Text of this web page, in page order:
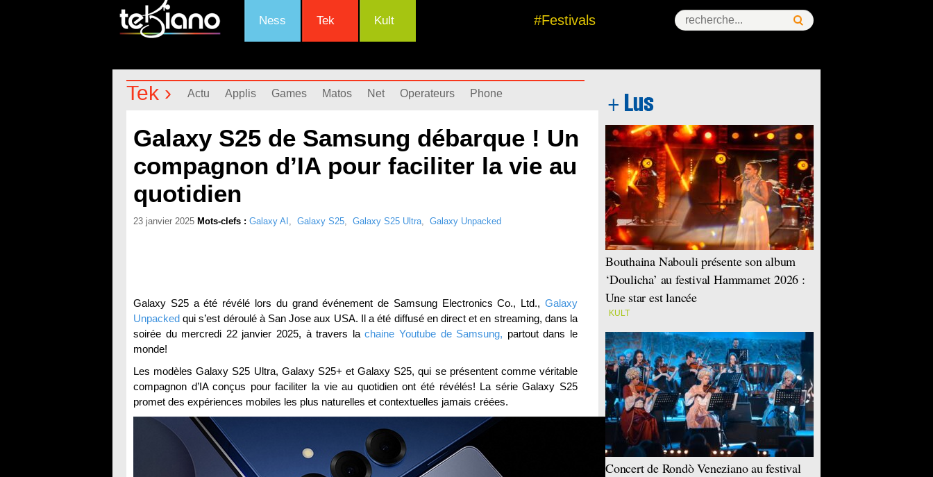
Ness Tek Kult #Festivals
Tek › Actu Applis Games Matos Net Operateurs Phone
Galaxy S25 de Samsung débarque ! Un
compagnon d’IA pour faciliter la vie au
quotidien
23 janvier 2025 Mots-clefs : Galaxy AI , Galaxy S25, Galaxy S25 Ultra, Galaxy Unpacked
Galaxy S25 a été révélé lors du grand événement de Samsung Electronics Co., Ltd., Galaxy
Unpacked qui s’est déroulé à San Jose aux USA. Il a été diffusé en direct et en streaming, dans la
soirée du mercredi 22 janvier 2025, à travers lachaine Youtube de Samsung, partout dans le
monde!
Les modèles Galaxy S25 Ultra, Galaxy S25+ et Galaxy S25, qui se présentent comme véritable
compagnon d’IA conçus pour faciliter la vie au quotidien ont été révélés! La série Galaxy S25
promet des expériences mobiles les plus naturelles et contextuelles jamais créées.
Bouthaina Nabouli présente son album
‘Doulicha’ au festival Hammamet 2026 :
Une star est lancée
KULT
Concert de Rondò Veneziano au festival